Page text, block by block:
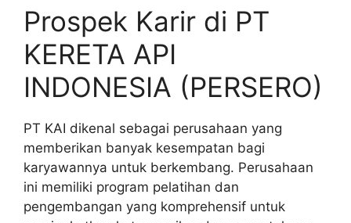
Prospek Karir di PT
KERETA API
INDONESIA (PERSERO)
PT KAI dikenal sebagai perusahaan yang
memberikan banyak kesempatan bagi
karyawannya untuk berkembang. Perusahaan
ini memiliki program pelatihan dan
pengembangan yang komprehensif untuk